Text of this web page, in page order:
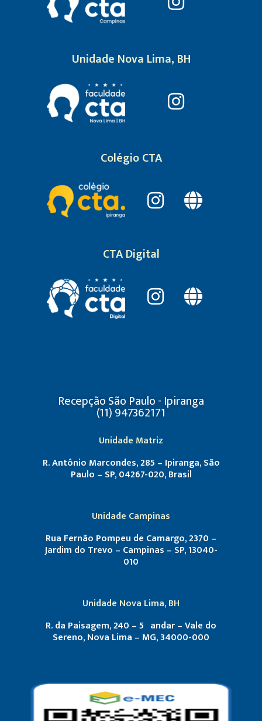
Unidade Nova Lima, BH
Colégio CTA
CTA Digital
Recepção São Paulo - Ipiranga
(11) 947362171
Unidade Matriz
R. Antônio Marcondes, 285 – Ipiranga, São
Paulo – SP, 04267-020, Brasil
Unidade Campinas
Rua Fernão Pompeu de Camargo, 2370 –
Jardim do Trevo – Campinas – SP, 13040-
010
Unidade Nova Lima, BH
R. da Paisagem, 240 – 5º andar – Vale do
Sereno, Nova Lima – MG, 34000-000